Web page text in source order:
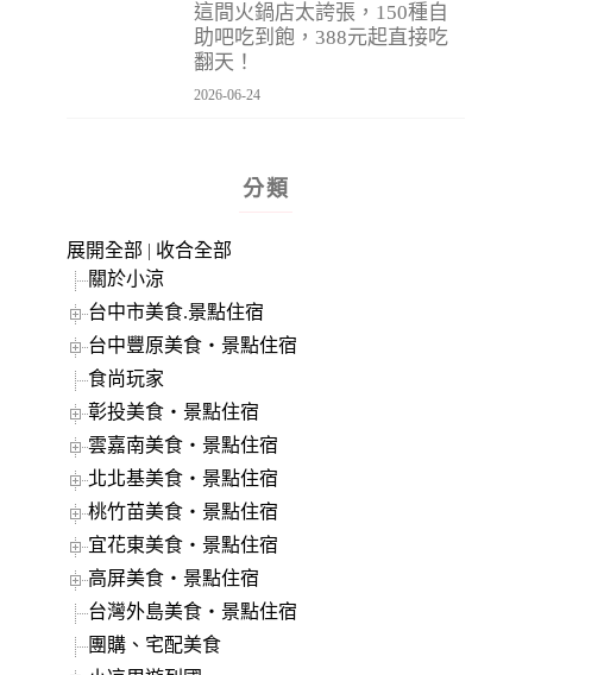
這間火鍋店太誇張，150種自
助吧吃到飽，388元起直接吃
翻天！
2026-06-24
分類
展開全部 | 收合全部
關於小涼
台中市美食.景點住宿
台中豐原美食‧景點住宿
食尚玩家
彰投美食‧景點住宿
雲嘉南美食‧景點住宿
北北基美食‧景點住宿
桃竹苗美食‧景點住宿
宜花東美食‧景點住宿
高屏美食‧景點住宿
台灣外島美食‧景點住宿
團購、宅配美食